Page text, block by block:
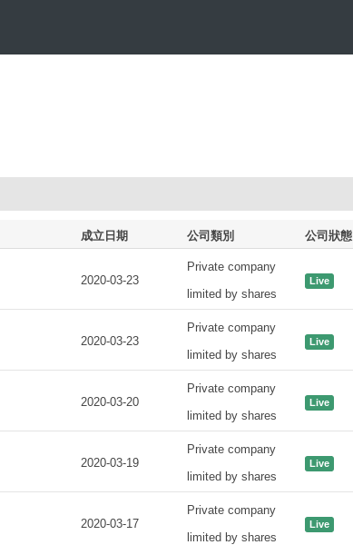
成立日期 公司類別 公司狀態
2020-03-23
Private company
limited by shares
Live
2020-03-23
Private company
limited by shares
Live
2020-03-20
Private company
limited by shares
Live
2020-03-19
Private company
limited by shares
Live
2020-03-17
Private company
limited by shares
Live